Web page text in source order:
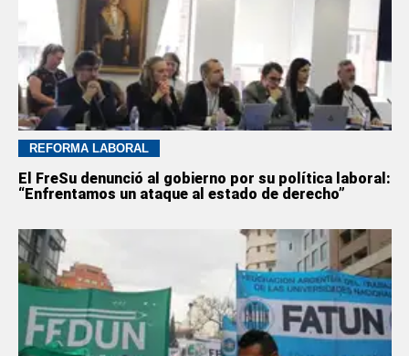
REFORMA LABORAL
El FreSu denunció al gobierno por su política laboral:
“Enfrentamos un ataque al estado de derecho”